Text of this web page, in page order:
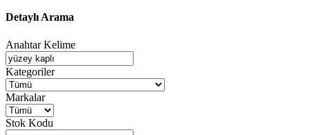
Detaylı Arama
Anahtar Kelime
Kategoriler
Markalar
Stok Kodu